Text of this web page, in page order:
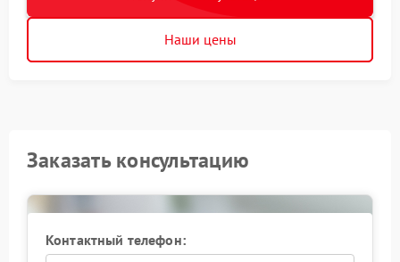
Наши цены
Заказать консультацию
Контактный телефон: